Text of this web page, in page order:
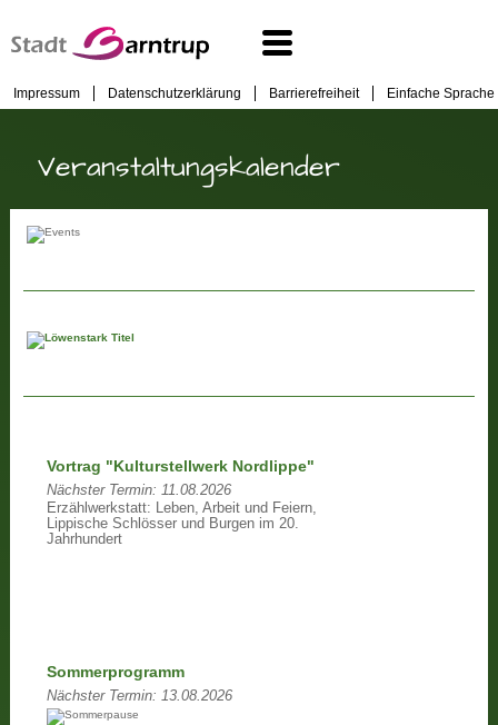
Impressum Datenschutzerklärung Barrierefreiheit Einfache Sprache
Veranstaltungskalender
Vortrag "Kulturstellwerk Nordlippe"
Nächster Termin: 11.08.2026
Erzählwerkstatt: Leben, Arbeit und Feiern,
Lippische Schlösser und Burgen im 20.
Jahrhundert
Sommerprogramm
Nächster Termin: 13.08.2026